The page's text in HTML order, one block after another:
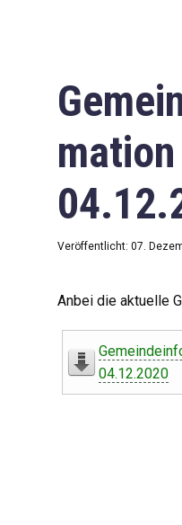
Veröffentlicht: 07.
Anbei die aktuelle
04.12.2020